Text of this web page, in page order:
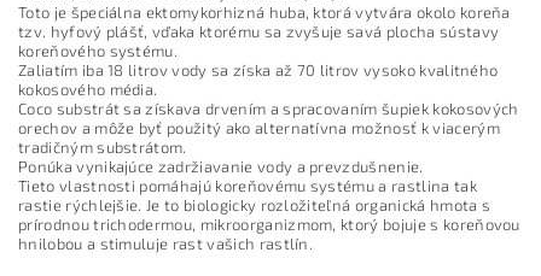
Toto je špeciálna ektomykorhizná huba, ktorá vytvára okolo koreňa
tzv. hyfový plášť, vďaka ktorému sa zvyšuje savá plocha sústavy
koreňového systému.
Zaliatím iba 18 litrov vody sa získa až 70 litrov vysoko kvalitného
kokosového média.
Coco substrát sa získava drvením a spracovaním šupiek kokosových
orechov a môže byť použitý ako alternatívna možnosť k viacerým
tradičným substrátom.
Ponúka vynikajúce zadržiavanie vody a prevzdušnenie.
Tieto vlastnosti pomáhajú koreňovému systému a rastlina tak
rastie rýchlejšie. Je to biologicky rozložiteľná organická hmota s
prírodnou trichodermou, mikroorganizmom, ktorý bojuje s koreňovou
hnilobou a stimuluje rast vašich rastlín.